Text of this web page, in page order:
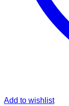
Add to wishlist